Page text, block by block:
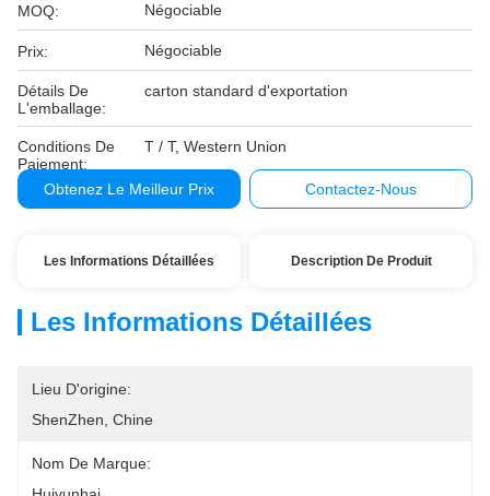
MOQ: Négociable
Prix: Négociable
Détails De
L'emballage:
carton standard d'exportation
Conditions De
Paiement:
T / T, Western Union
Obtenez Le Meilleur Prix Contactez-Nous
Les Informations Détaillées Description De Produit
Les Informations Détaillées
Lieu D'origine:
ShenZhen, Chine
Nom De Marque: